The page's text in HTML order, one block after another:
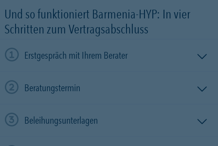
Und so funktioniert Barmenia-HYP: In vier
Schritten zum Vertragsabschluss
Erstgespräch mit Ihrem Berater
Beratungstermin
Beleihungsunterlagen